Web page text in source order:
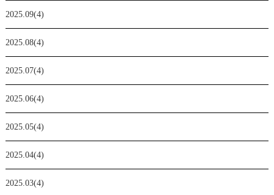
2025.09(4)
2025.08(4)
2025.07(4)
2025.06(4)
2025.05(4)
2025.04(4)
2025.03(4)